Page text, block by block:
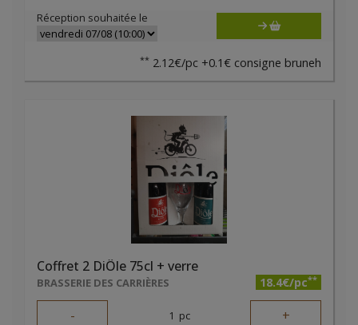
Réception souhaitée le
** 2.12€/pc +0.1€ consigne bruneh
Coffret 2 DiÔle 75cl + verre
BRASSERIE DES CARRIÈRES 18.4€/pc**
- 1 pc +